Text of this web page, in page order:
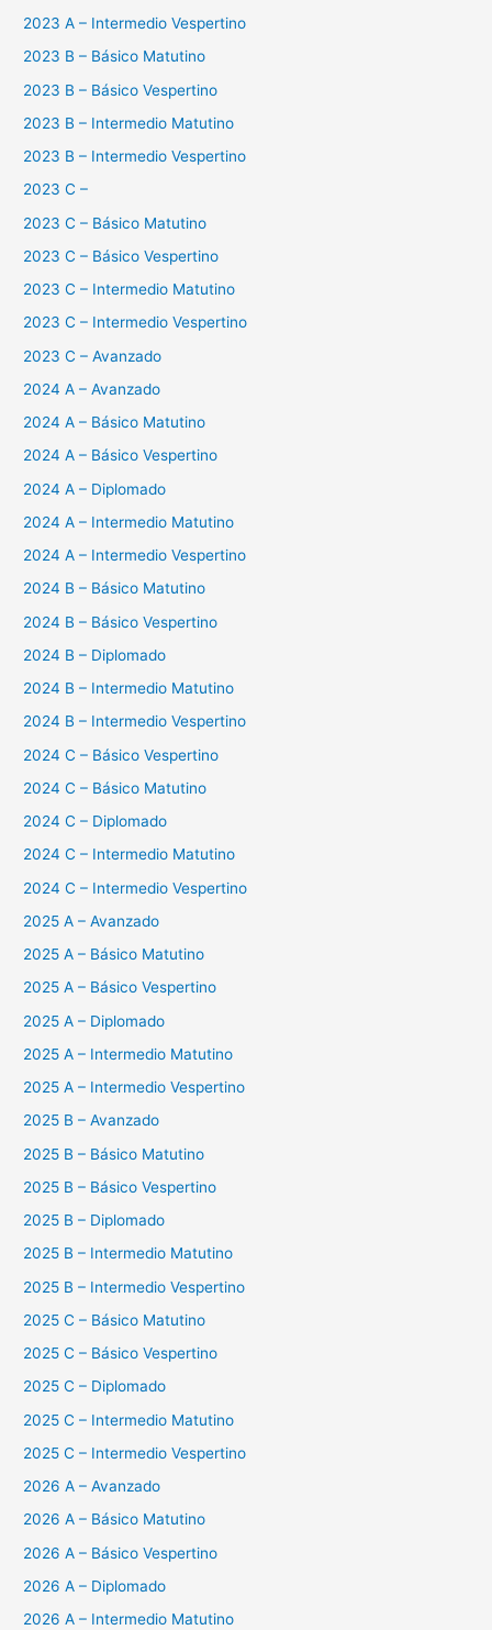
2023 A – Intermedio Vespertino
2023 B – Básico Matutino
2023 B – Básico Vespertino
2023 B – Intermedio Matutino
2023 B – Intermedio Vespertino
2023 C –
2023 C – Básico Matutino
2023 C – Básico Vespertino
2023 C – Intermedio Matutino
2023 C – Intermedio Vespertino
2023 C – Avanzado
2024 A – Avanzado
2024 A – Básico Matutino
2024 A – Básico Vespertino
2024 A – Diplomado
2024 A – Intermedio Matutino
2024 A – Intermedio Vespertino
2024 B – Básico Matutino
2024 B – Básico Vespertino
2024 B – Diplomado
2024 B – Intermedio Matutino
2024 B – Intermedio Vespertino
2024 C – Básico Vespertino
2024 C – Básico Matutino
2024 C – Diplomado
2024 C – Intermedio Matutino
2024 C – Intermedio Vespertino
2025 A – Avanzado
2025 A – Básico Matutino
2025 A – Básico Vespertino
2025 A – Diplomado
2025 A – Intermedio Matutino
2025 A – Intermedio Vespertino
2025 B – Avanzado
2025 B – Básico Matutino
2025 B – Básico Vespertino
2025 B – Diplomado
2025 B – Intermedio Matutino
2025 B – Intermedio Vespertino
2025 C – Básico Matutino
2025 C – Básico Vespertino
2025 C – Diplomado
2025 C – Intermedio Matutino
2025 C – Intermedio Vespertino
2026 A – Avanzado
2026 A – Básico Matutino
2026 A – Básico Vespertino
2026 A – Diplomado
2026 A – Intermedio Matutino